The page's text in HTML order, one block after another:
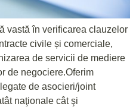
vastă în verificarea clauzelor
civile și comerciale,
de servicii de mediere
de negociere.Oferim
de asocieri/joint
naţionale cât şi